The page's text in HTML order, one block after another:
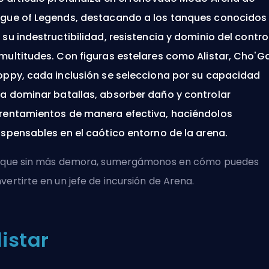
of Legends, destacando a los tanques conocidos
su indestructibilidad, resistencia y dominio del
Con figuras estelares como Alistar,
cada inclusión se selecciona por su capacidad
dominar batallas, absorber daño y controlar
de manera efectiva, haciéndolos
en el caótico entorno de la arena.
sin más demora, sumergámonos en cómo puedes
en un jefe de incursión de Arena.